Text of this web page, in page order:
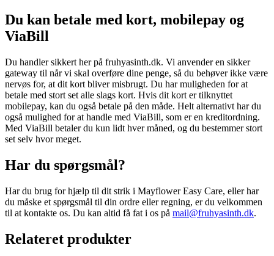
Du kan betale med kort, mobilepay og
ViaBill
Du handler sikkert her på fruhyasinth.dk. Vi anvender en sikker
gateway til når vi skal overføre dine penge, så du behøver ikke være
nervøs for, at dit kort bliver misbrugt. Du har muligheden for at
betale med stort set alle slags kort. Hvis dit kort er tilknyttet
mobilepay, kan du også betale på den måde. Helt alternativt har du
også mulighed for at handle med ViaBill, som er en kreditordning.
Med ViaBill betaler du kun lidt hver måned, og du bestemmer stort
set selv hvor meget.
Har du spørgsmål?
Har du brug for hjælp til dit strik i Mayflower Easy Care, eller har
du måske et spørgsmål til din ordre eller regning, er du velkommen
til at kontakte os. Du kan altid få fat i os på mail@fruhyasinth.dk.
Relateret produkter